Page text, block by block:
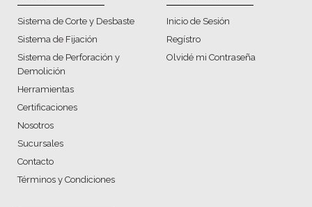
Sistema de Corte y Desbaste
Sistema de Fijación
Sistema de Perforación y
Demolición
Herramientas
Certificaciones
Nosotros
Sucursales
Contacto
Términos y Condiciones
Inicio de Sesión
Regístro
Olvidé mi Contraseña